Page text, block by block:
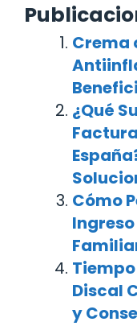
Crema
¿Qué
Cómo
Discal
y